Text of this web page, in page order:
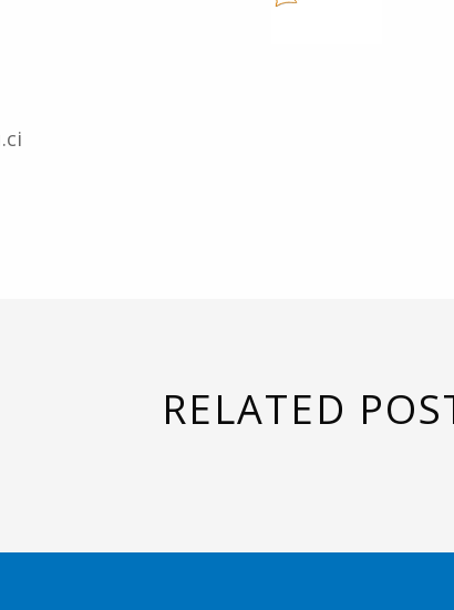
RELATED